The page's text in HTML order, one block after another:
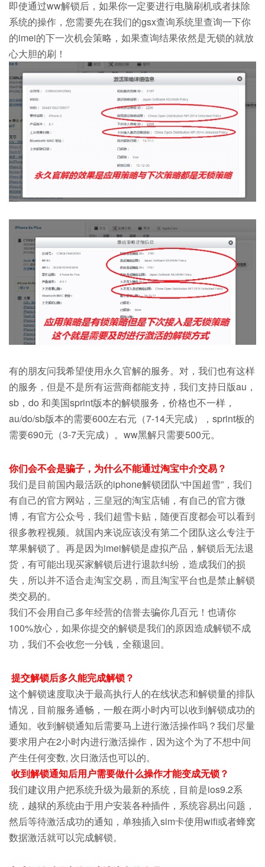
即使通过ww解锁后，如果你一定要进行电脑刷机或者抹除
系统的操作，您需要先在我们的gsx查询系统里查询一下你
的imei的下一次机会策略，如果查询结果依然是无锁的就放
心大胆的刷！
有的朋友问我希望使用永久官解的服务。对，我们也有这样
的服务，但是不是所有运营商都能支持，我们支持日版au，
sb，do 和美国sprint版本的解锁服务，价格也不一样，
au/do/sb版本的需要600左右元（7-14天完成），sprint板的
需要690元（3-7天完成）。ww黑解只需要500元。
你们会不会是骗子，为什么不能通过淘宝中介交易？
我们是目前国内最活跃的iphone解锁团队“中国超雪”，我们
有自己的官方网站，三皇冠的淘宝店铺，有自己的官方微
博，有官方公众号，我们超雪卡贴，随便百度都会可以看到
很多教程视频。就国内来说应该没有第二个团队这么专注于
苹果解锁了。再是因为imei解锁是虚拟产品，解锁后无法退
货，有可能出现买家解锁后进行退款纠纷，造成我们的损
失，所以并不适合走淘宝交易，而且淘宝平台也是禁止解锁
类交易的。
我们不会用自己多年经营的信誉去骗你几百元！也请你
100%放心，如果你提交的解锁是我们的原因造成解锁不成
功，我们不会收您一分钱，全额退回。
提交解锁后多久能完成解锁？
这个解锁速度取决于最高执行人的在线状态和解锁量的排队
情况，目前服务通畅，一般在两小时内可以收到解锁成功的
通知。收到解锁通知后需要马上进行激活操作吗？我们尽量
要求用户在2小时内进行激活操作，因为这个为了不想中间
产生任何变数, 次日激活也可以的。
收到解锁通知后用户需要做什么操作才能变成无锁？
我们建议用户把系统升级为最新的系统，目前是ios9.2系
统，越狱的系统由于用户安装各种插件，系统容易出问题，
然后等待激活成功的通知，单独插入sim卡使用wifi或者蜂窝
数据激活就可以完成解锁。